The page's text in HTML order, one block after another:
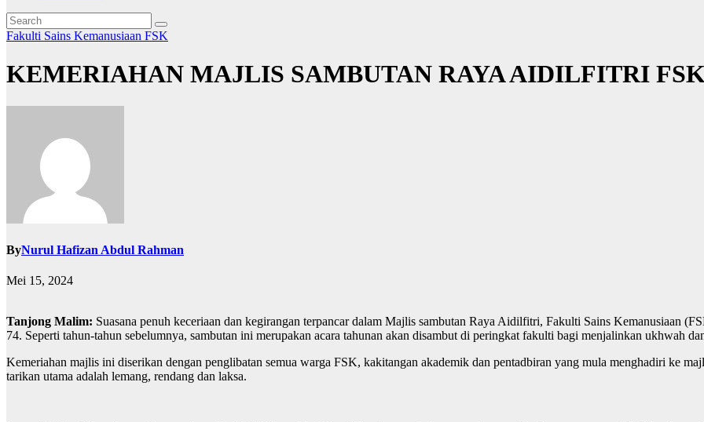
Fakulti Sains Kemanusiaan FSK
KEMERIAHAN MAJLIS SAMBUTAN RAYA AIDILFITRI
ByNurul Hafizan Abdul Rahman
Mei 15, 2024
Tanjong Malim: Suasana penuh keceriaan dan kegirangan terpancar dalam Majlis sambutan Raya Aidilfitri, Fakulti Sains Kemanusiaan
74. Seperti tahun-tahun sebelumnya, sambutan ini merupakan acara tahunan akan disambut di peringkat fakulti bagi menjalinkan ukhwah
Kemeriahan majlis ini diserikan dengan penglibatan semua warga FSK, kakitangan akademik dan pentadbiran yang mula menghadiri ke
tarikan utama adalah lemang, rendang dan laksa.